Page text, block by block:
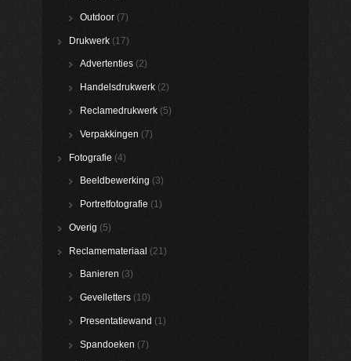
Outdoor (7)
Drukwerk (17)
Advertenties (2)
Handelsdrukwerk (2)
Reclamedrukwerk (5)
Verpakkingen (7)
Fotografie (4)
Beeldbewerking (3)
Portretfotografie (1)
Overig (5)
Reclamemateriaal (21)
Banieren (3)
Gevelletters (10)
Presentatiewand (1)
Spandoeken (7)